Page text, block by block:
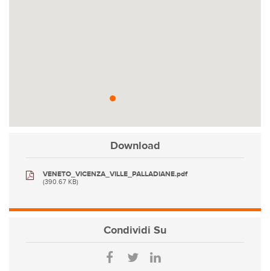
Download
VENETO_VICENZA_VILLE_PALLADIANE.pdf
(390.67 KB)
Condividi Su